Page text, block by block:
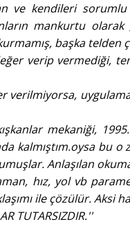
ve kendileri
mankurtu
başka telden
verip vermediği,
mekaniği,
kalmıştım.oysa bu o
Anlaşılan
hız, yol vb
ile çözülür. Aksi
TUTARSIZDIR.''